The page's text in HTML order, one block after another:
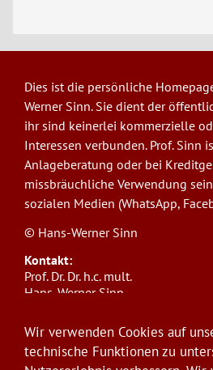
Dies ist die persönliche
Werner Sinn. Sie dient der
ihr sind keinerlei kommerzielle
Interessen verbunden. Prof. Sinn
Anlageberatung oder bei
missbräuchliche Verwendung
sozialen Medien (WhatsApp,
© Hans-Werner Sinn
Kontakt:
Prof. Dr. Dr. h.c. mult.
Hans-Werner Sinn,
ifo Institut
Poschingerstr. 5, 81679 München
Telefon: +49(0)89/9224-1276
Wir verwenden Cookies auf
technische Funktionen zu